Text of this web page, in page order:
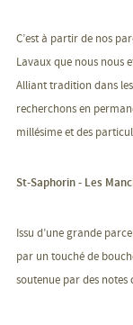
C’est à partir de nos
Lavaux que nous nous
Alliant tradition dans
recherchons en
millésime et des
St-Saphorin - Les
Issu d’une grande
par un touché de
soutenue par des